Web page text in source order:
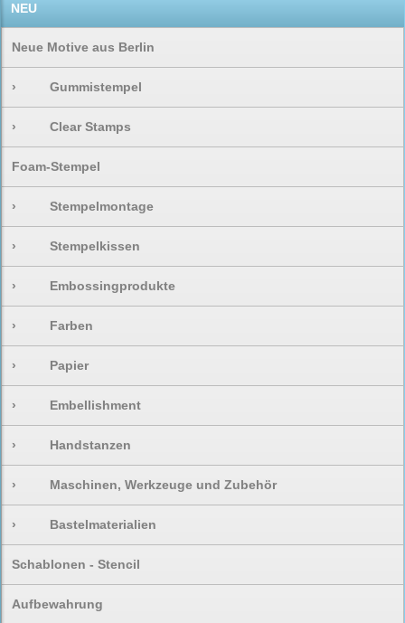
NEU
Neue Motive aus Berlin
› Gummistempel
› Clear Stamps
Foam-Stempel
› Stempelmontage
› Stempelkissen
› Embossingprodukte
› Farben
› Papier
› Embellishment
› Handstanzen
› Maschinen, Werkzeuge und Zubehör
› Bastelmaterialien
Schablonen - Stencil
Aufbewahrung